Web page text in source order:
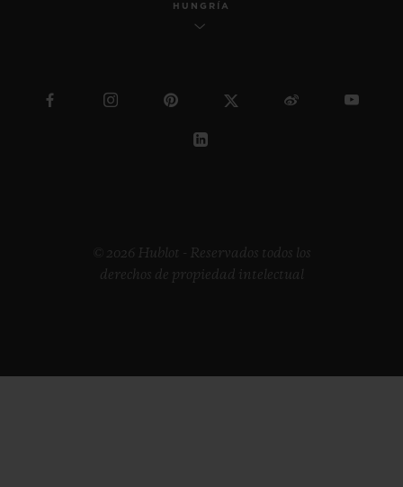
HUNGRÍA
© 2026 Hublot - Reservados todos los
derechos de propiedad intelectual